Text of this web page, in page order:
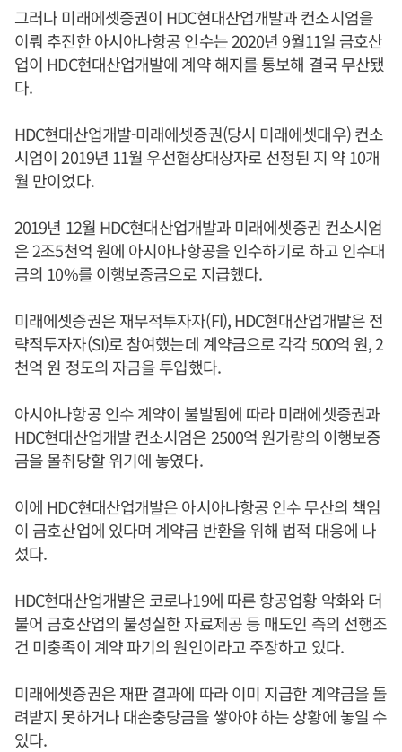
그러나 미래에셋증권이 HDC현대산업개발과 컨소시엄을
이뤄 추진한 아시아나항공 인수는 2020년 9월11일 금호산
업이 HDC현대산업개발에 계약 해지를 통보해 결국 무산됐
다.
HDC현대산업개발-미래에셋증권(당시 미래에셋대우) 컨소
시엄이 2019년 11월 우선협상대상자로 선정된 지 약 10개
월 만이었다.
2019년 12월 HDC현대산업개발과 미래에셋증권 컨소시엄
은 2조5천억 원에 아시아나항공을 인수하기로 하고 인수대
금의 10%를 이행보증금으로 지급했다.
미래에셋증권은 재무적투자자(FI), HDC현대산업개발은 전
략적투자자(SI)로 참여했는데 계약금으로 각각 500억 원, 2
천억 원 정도의 자금을 투입했다.
아시아나항공 인수 계약이 불발됨에 따라 미래에셋증권과
HDC현대산업개발 컨소시엄은 2500억 원가량의 이행보증
금을 몰취당할 위기에 놓였다.
이에 HDC현대산업개발은 아시아나항공 인수 무산의 책임
이 금호산업에 있다며 계약금 반환을 위해 법적 대응에 나
섰다.
HDC현대산업개발은 코로나19에 따른 항공업황 악화와 더
불어 금호산업의 불성실한 자료제공 등 매도인 측의 선행조
건 미충족이 계약 파기의 원인이라고 주장하고 있다.
미래에셋증권은 재판 결과에 따라 이미 지급한 계약금을 돌
려받지 못하거나 대손충당금을 쌓아야 하는 상황에 놓일 수
있다.